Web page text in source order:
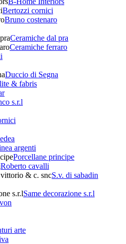
Bertozzi cornici
Bruno costenaro
Ceramiche dal pra
Ceramiche ferraro
Duccio di Segna
& fabris
s.r.l
argenti
Porcellane principe
Roberto cavalli
S.v. di sabadin
Same decorazione s.r.l
arte